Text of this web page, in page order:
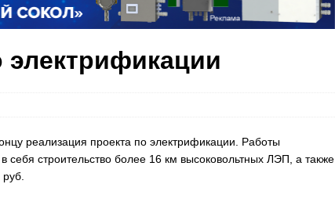
реализация проекта по электрификации. Работы
строительство более 16 км высоковольтных ЛЭП, а также